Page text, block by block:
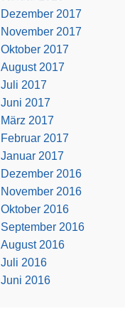
Dezember 2017
November 2017
Oktober 2017
August 2017
Juli 2017
Juni 2017
März 2017
Februar 2017
Januar 2017
Dezember 2016
November 2016
Oktober 2016
September 2016
August 2016
Juli 2016
Juni 2016